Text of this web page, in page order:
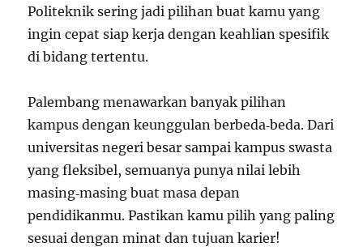
Politeknik sering jadi pilihan buat kamu yang
ingin cepat siap kerja dengan keahlian spesifik
di bidang tertentu.
Palembang menawarkan banyak pilihan
kampus dengan keunggulan berbeda‑beda. Dari
universitas negeri besar sampai kampus swasta
yang fleksibel, semuanya punya nilai lebih
masing‑masing buat masa depan
pendidikanmu. Pastikan kamu pilih yang paling
sesuai dengan minat dan tujuan karier!